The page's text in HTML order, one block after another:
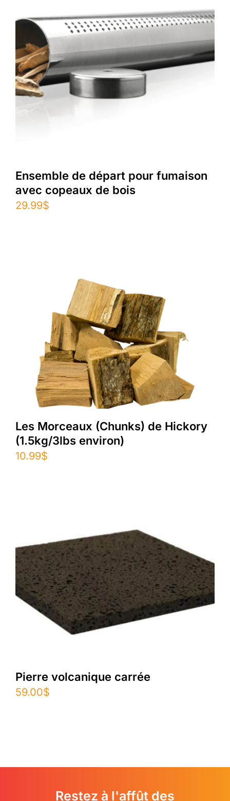
Ensemble de départ pour fumaison
avec copeaux de bois
29.99$
Les Morceaux (Chunks) de Hickory
(1.5kg/3lbs environ)
10.99$
Pierre volcanique carrée
59.00$
Restez à l'affût des